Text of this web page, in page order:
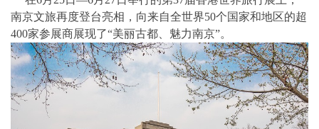
南京文旅再度登台亮相，向来自全世界50个国家和地区的超
400家参展商展现了“美丽古都、魅力南京”。